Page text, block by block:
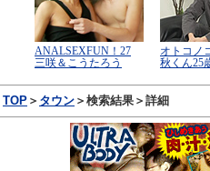
TOP ＞ タウン ＞検索結果＞詳細